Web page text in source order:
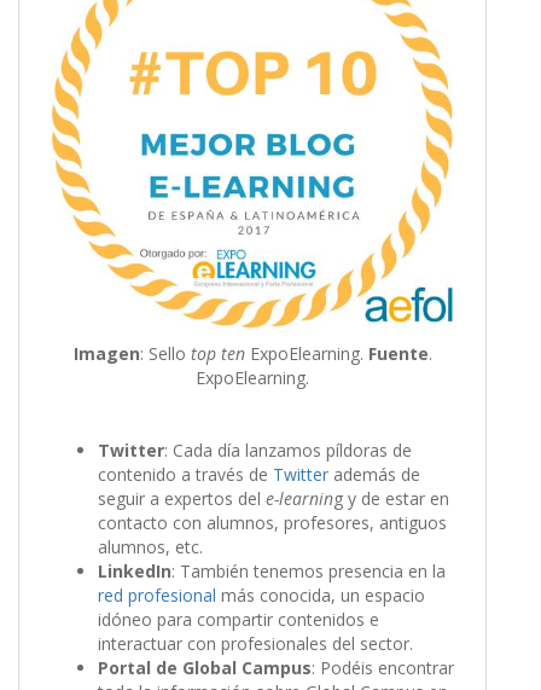
Imagen: Sello top tenExpoElearning. Fuente.
ExpoElearning.
Twitter: Cada día lanzamos píldoras de
contenido a través de Twitter además de
seguir a expertos del e-learning y de estar en
contacto con alumnos, profesores, antiguos
alumnos, etc.
LinkedIn: También tenemos presencia en la
red profesional más conocida, un espacio
idóneo para compartir contenidos e
interactuar con profesionales del sector.
Portal de Global Campus: Podéis encontrar